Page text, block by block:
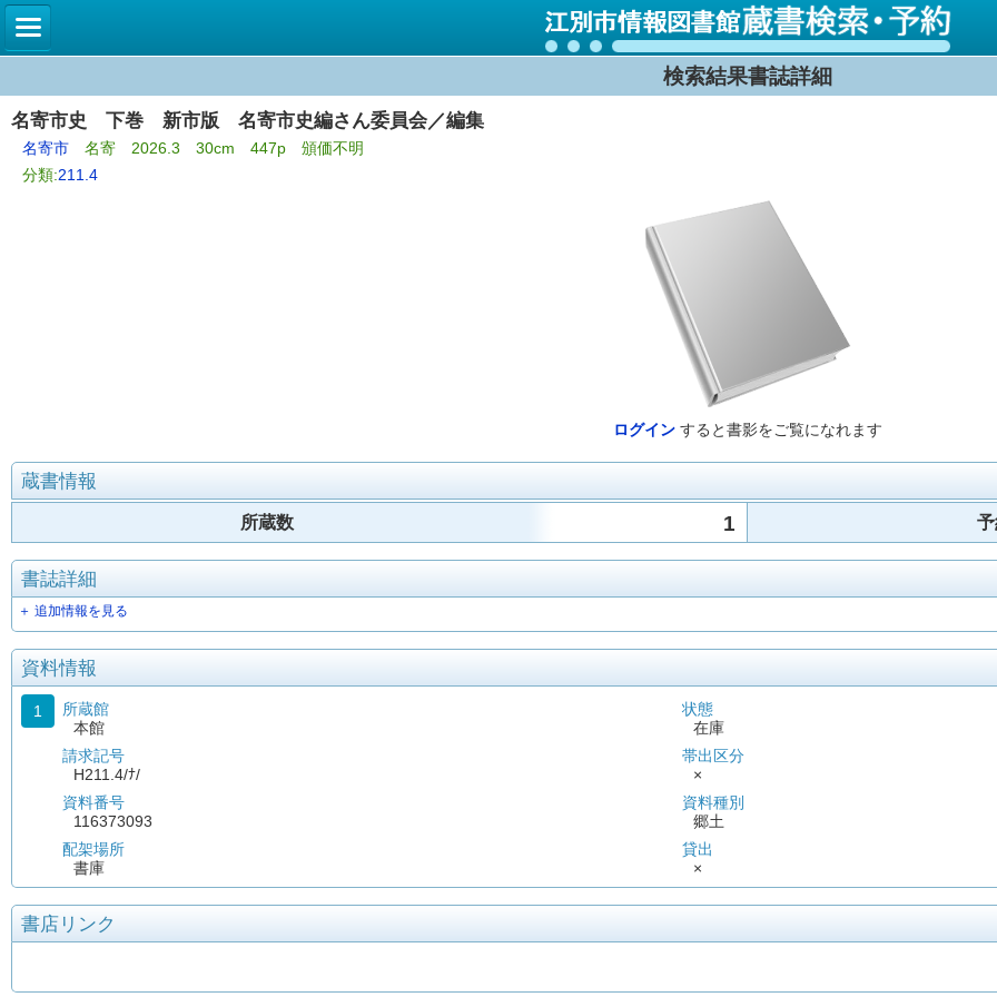
検索結果書誌詳細
名寄市史 下巻 新市版 名寄市史編さん委員会／編集
名寄市 名寄 2026.3 30cm 447p 頒価不明
分類:211.4
ログイン すると書影をご覧になれます
蔵書情報
所蔵数 1
書誌詳細
＋ 追加情報を見る
資料情報
1
所蔵館
本館
請求記号
H211.4/ﾅ/
資料番号
116373093
配架場所
書庫
状態
在庫
帯出区分
×
資料種別
郷土
貸出
×
書店リンク